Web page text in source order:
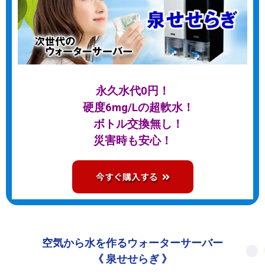
永久水代0円！
硬度6mg/Lの超軟水！
ボトル交換無し！
災害時も安心！
今すぐ購入する
空気から水を作るウォーターサーバー
《 泉せせらぎ 》